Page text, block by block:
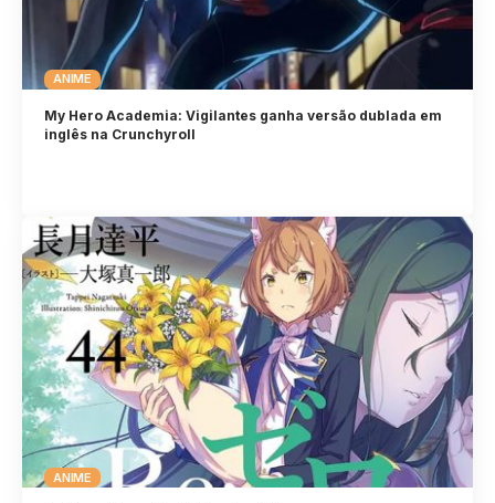
ANIME
My Hero Academia: Vigilantes ganha versão dublada em
inglês na Crunchyroll
ANIME